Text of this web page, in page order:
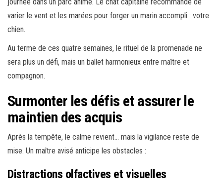
varier le vent et les marées pour forger un marin accompli : votre
chien.
Au terme de ces quatre semaines, le rituel de la promenade ne
sera plus un défi, mais un ballet harmonieux entre maître et
compagnon.
Surmonter les défis et assurer le
maintien des acquis
Après la tempête, le calme revient… mais la vigilance reste de
mise. Un maître avisé anticipe les obstacles :
Distractions olfactives et visuelles